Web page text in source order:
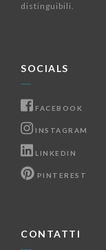
distinguibili.
SOCIALS
FACEBOOK
INSTAGRAM
LINKEDIN
PINTEREST
CONTATTI